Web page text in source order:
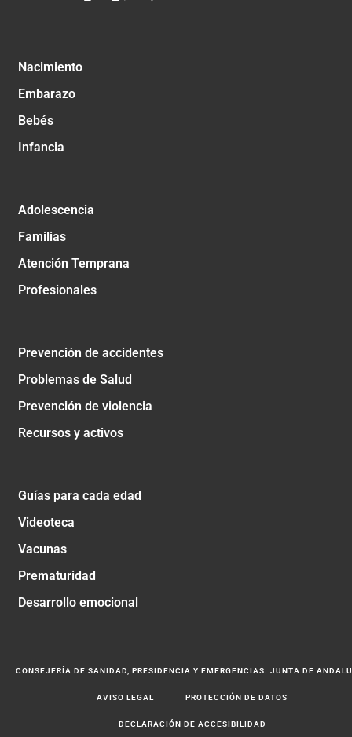
Nacimiento
Embarazo
Bebés
Infancia
Adolescencia
Familias
Atención Temprana
Profesionales
Prevención de accidentes
Problemas de Salud
Prevención de violencia
Recursos y activos
Guías para cada edad
Videoteca
Vacunas
Prematuridad
Desarrollo emocional
CONSEJERÍA DE SANIDAD, PRESIDENCIA Y EMERGENCIAS. JUNTA DE
AVISO LEGAL PROTECCIÓN DE DATOS
DECLARACIÓN DE ACCESIBILIDAD